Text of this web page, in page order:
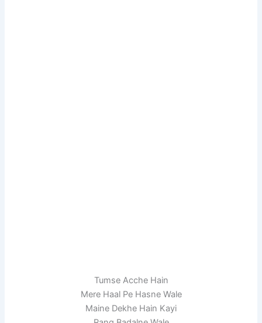
Tumse Acche Hain
Mere Haal Pe Hasne Wale
Maine Dekhe Hain Kayi